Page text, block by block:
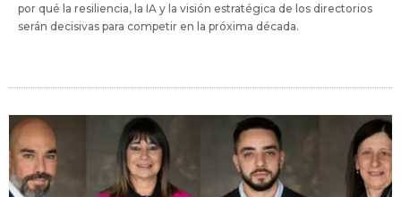
por qué la resiliencia, la IA y la visión estratégica de los directorios
serán decisivas para competir en la próxima década.